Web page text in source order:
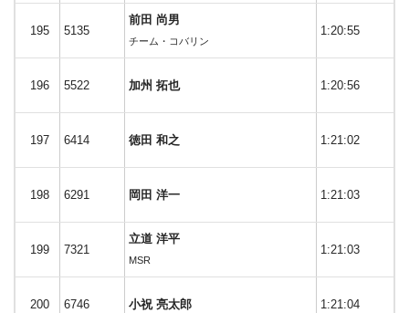
195 5135
前田 尚男
チーム・コバリン
1:20:55
196 5522 加州 拓也 1:20:56
197 6414 徳田 和之 1:21:02
198 6291 岡田 洋一 1:21:03
199 7321
立道 洋平
MSR
1:21:03
200 6746 小祝 亮太郎 1:21:04